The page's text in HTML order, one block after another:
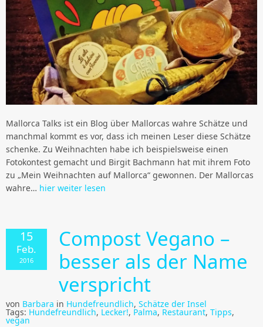
Mallorca Talks ist ein Blog über Mallorcas wahre Schätze und
manchmal kommt es vor, dass ich meinen Leser diese Schätze
schenke. Zu Weihnachten habe ich beispielsweise einen
Fotokontest gemacht und Birgit Bachmann hat mit ihrem Foto
zu „Mein Weihnachten auf Mallorca“ gewonnen. Der Mallorcas
wahre… hier weiter lesen
15
Feb.
2016
Compost Vegano –
besser als der Name
verspricht
von Barbara in Hundefreundlich, Schätze der Insel
Tags: Hundefreundlich, Lecker!, Palma, Restaurant, Tipps,
vegan